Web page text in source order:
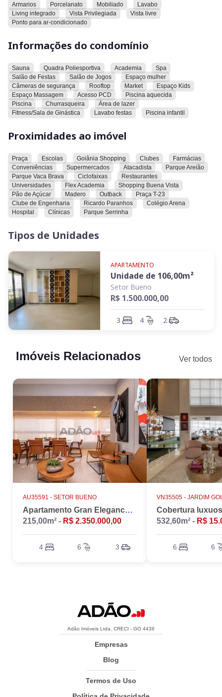
Entre entre os diversos pontos de interesse, estão a praça da
T-25, escolas, o Goiânia Shopping, clubes, farmácias, lojas de
conveniência, supermercados e atacadistas. Além disso, o
proximidades. A região conta com ciclofaixas, restaurantes,
Açúcar, o restaurante Madero e o Outback também estão
localizados nas proximidades. A Praça T-23, o Clube de
Engenharia, a Avenida Ricardo Paranhos, o Colégio Arena,
hospitais e clínicas também estão próximos ao imóvel. O
Parque Serrinha é outro ponto de interesse que está
O condomínio possui área de lazer completa, piscina adulto,
playground, academiaa equipada, lindíssmo salão de festas
no rooftop, salão de jogos e muito mais.
Convidamos você a conhecer este imóvel. Esta é uma
oportunidade para morar em uma localização privilegiada,
com fácil acesso a uma variedade de serviços e comodidades.
Armarios Porcelanato Mobiliado
Lavabo
Living integrado
Vista Privilegiada
Vista livre
Ponto para ar-condicionado
Informações do condomínio
Sauna Quadra Poliesportiva Academia
Spa
Salão de Festas
Salão de Jogos
Espaço mulher
Câmeras de segurança
Rooftop Market
Espaço Kids
Espaço Massagem
Acesso PCD
Piscina aquecida
Piscina
Churrasqueira
Área de lazer
Fitness/Sala de Ginástica
Lavabo festas Piscina infantil
Proximidades ao imóvel
Praça Escolas Goiânia Shopping Clubes
Farmácias
Conveniências
Supermercados Atacadista
Parque Areião
Parque Vaca Brava
Ciclofaixas
Restaurantes
Universidades
Flex Academia
Shopping Buena Vista
Pão de Açúcar
Madero Outback
Praça T-23
Clube de Engenharia
Ricardo Paranhos
Colégio Arena
Hospital
Clínicas Parque Serrinha
Tipos de Unidades
APARTAMENTO
Unidade de 106,00m²
Setor Bueno
R$ 1.500.000,00
3 4 2
Imóveis Relacionados Ver todos
AU35591 - SETOR BUENO
Apartamento Gran Elegance - 4 suites + Home Office
215,00m² - R$ 2.350.000,00
4 6 3
VN35505 - JARDIM
532,60m² - R$
6 6
Adão Imóveis Ltda. CRECI - GO 4436
Empresas
Blog
Termos de Uso